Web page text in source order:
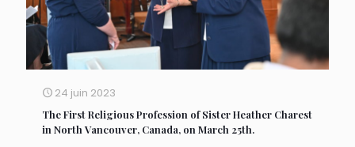
24 juin 2023
The First Religious Profession of Sister Heather Charest
in North Vancouver, Canada, on March 25th.